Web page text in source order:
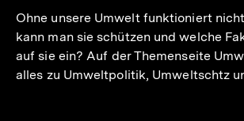
Ohne unsere Umwelt funktioniert
kann man sie schützen und welche
auf sie ein? Auf der Themenseite
alles zu Umweltpolitik, Umweltschtz